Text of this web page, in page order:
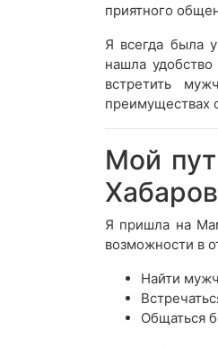
приятного
Я всегда была
нашла
встретить
преимуществах
Мой
Я пришла на
возможности в
Найти
Общаться